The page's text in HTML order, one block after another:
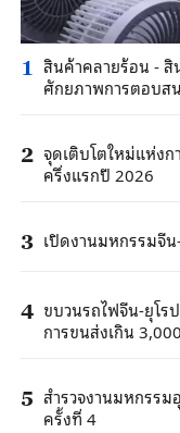
1 สินค้าคลายร้อน - สิ
ศักยภาพการตอบส
2 จุดเติบโตใหม่แห่ง
ครึ่งแรกปี 2026
3 เปิดงานมหกรรมจี
4 ขบวนรถไฟจีน-ยุโร
การขนส่งเกิน
5 สำรวจงานมหกรร
ครั้งที่ 4